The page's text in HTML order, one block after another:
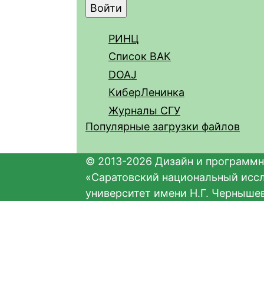
РИНЦ
Список ВАК
DOAJ
КиберЛенинка
Журналы СГУ
Популярные загрузки файлов
© 2013-2026 Дизайн и
«Саратовский национальный
университет имени Н.Г.